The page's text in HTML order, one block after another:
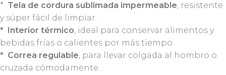
* Tela de cordura sublimada impermeable, resistente
y súper fácil de limpiar.
* Interior térmico, ideal para conservar alimentos y
bebidas frías o calientes por más tiempo.
* Correa regulable, para llevar colgada al hombro o
cruzada cómodamente.